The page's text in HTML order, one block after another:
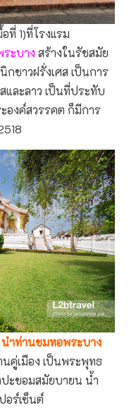
ที่ 1)ที่โรงแรม
ระบางสร้างในรัชสมัย
กชาวฝรั่งเศส เป็นการ
และลาว เป็นที่ประทับ
องค์สวรรคต ก็มีการ
นำท่านชมหอพระบาง
คู่เมือง เป็นพระพุทธ
ะขอมสมัยบายน นํ้า
อร์เซ็นต์